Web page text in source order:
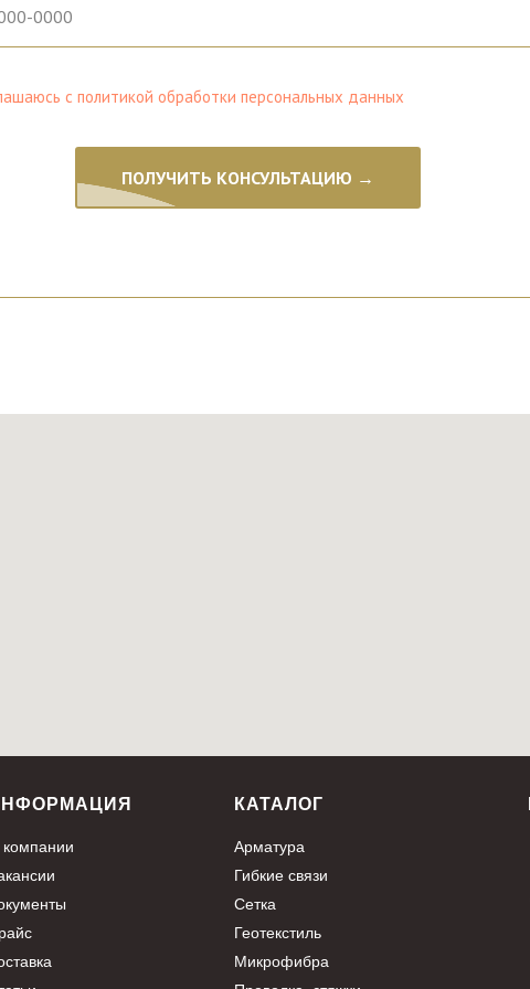
с политикой обработки персональных данных
ПОЛУЧИТЬ КОНСУЛЬТАЦИЮ →
КАТАЛОГ
Арматура
Гибкие связи
Сетка
Геотекстиль
Микрофибра